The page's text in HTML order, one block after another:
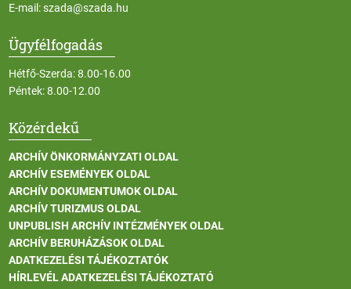
E-mail:szada@szada.hu
Ügyfélfogadás
Hétfő-Szerda: 8.00-16.00
Péntek: 8.00-12.00
Közérdekű
ARCHÍV ÖNKORMÁNYZATI OLDAL
ARCHÍV ESEMÉNYEK OLDAL
ARCHÍV DOKUMENTUMOK OLDAL
ARCHÍV TURIZMUS OLDAL
UNPUBLISH ARCHÍV INTÉZMÉNYEK OLDAL
ARCHÍV BERUHÁZÁSOK OLDAL
ADATKEZELÉSI TÁJÉKOZTATÓK
HÍRLEVÉL ADATKEZELÉSI TÁJÉKOZTATÓ